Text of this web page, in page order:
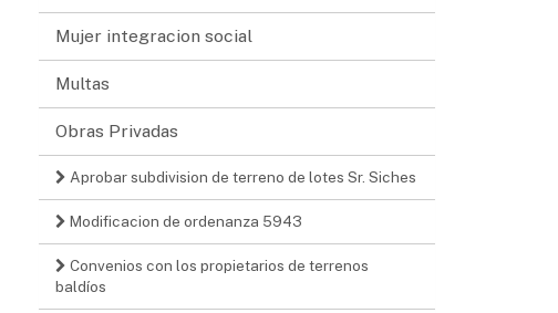
Mujer integracion social
Multas
Obras Privadas
Aprobar subdivision de terreno de lotes Sr. Siches
Modificacion de ordenanza 5943
Convenios con los propietarios de terrenos
baldíos